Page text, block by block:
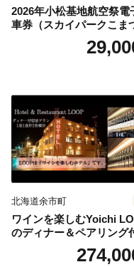
2026年小松基地航空祭電
車券（スカイパークこま
翼） 駐車場 シャトルバス
りばすぐ 石川県 小松市
北海道余市町
ワインを楽しむYoichi
のディナー＆ペアリング
泊プラン＜デラックスツ